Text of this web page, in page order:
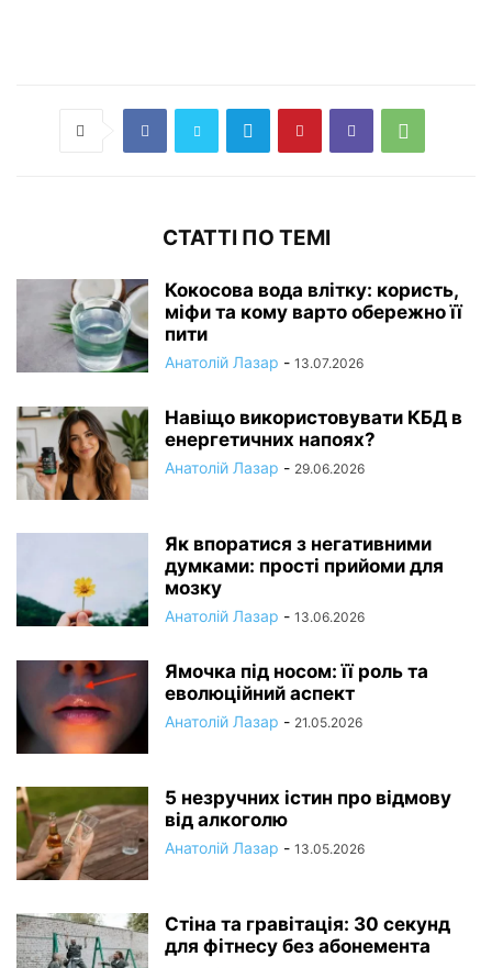
СТАТТІ ПО ТЕМІ
Кокосова вода влітку: користь,
міфи та кому варто обережно її
пити
Анатолій Лазар - 13.07.2026
Навіщо використовувати КБД в
енергетичних напоях?
Анатолій Лазар - 29.06.2026
Як впоратися з негативними
думками: прості прийоми для
мозку
Анатолій Лазар - 13.06.2026
Ямочка під носом: її роль та
еволюційний аспект
Анатолій Лазар - 21.05.2026
5 незручних істин про відмову
від алкоголю
Анатолій Лазар - 13.05.2026
Стіна та гравітація: 30 секунд
для фітнесу без абонемента